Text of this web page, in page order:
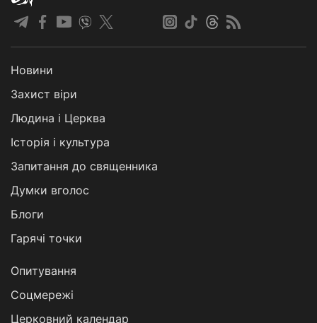
Новини
Захист віри
Людина і Церква
Історія і культура
Запитання до священника
Думки вголос
Блоги
Гарячі точки
Опитування
Соцмережі
Церковний календар